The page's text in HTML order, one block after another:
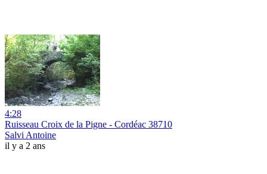
4:28
Ruisseau Croix de la Pigne - Cordéac 38710
Salvi Antoine
il y a 2 ans